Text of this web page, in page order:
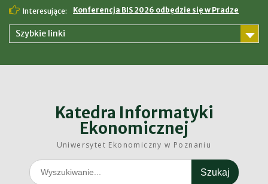
Skip
content
Interesujące: Konferencja BIS 2026 odbędzie się w Pradze
Szybkie linki
Katedra Informatyki
Ekonomicznej
Uniwersytet Ekonomiczny w Poznaniu
Search
for: